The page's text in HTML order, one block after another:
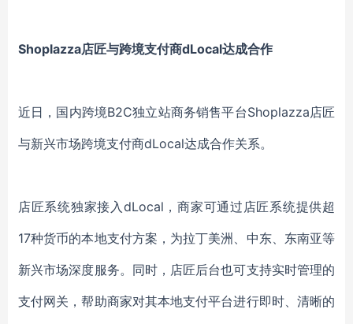
Shoplazza店匠与跨境支付商dLocal达成合作
近日，国内跨境B2C独立站商务销售平台Shoplazza店匠
与新兴市场跨境支付商dLocal达成合作关系。
店匠系统独家接入dLocal，商家可通过店匠系统提供超
17种货币的本地支付方案，为拉丁美洲、中东、东南亚等
新兴市场深度服务。同时，店匠后台也可支持实时管理的
支付网关，帮助商家对其本地支付平台进行即时、清晰的